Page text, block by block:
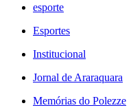
esporte
Esportes
Institucional
Jornal de Araraquara
Memórias do Polezze